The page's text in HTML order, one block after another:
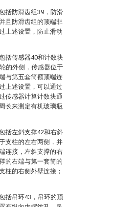
括防滑齿组39，防滑
且防滑齿组的顶端非
上述设置，防止滑动
括传感器40和计数块
的外侧，传感器位于
与第五套筒额顶端连
上述设置，可以通过
传感器计算计数块通
长来测定有机玻璃瓶
括左斜支撑42和右斜
支柱的左右两侧，并
连接，左斜支撑的右
的右端与第一套筒的
柱的右侧外壁连接；
括吊环43，吊环的顶